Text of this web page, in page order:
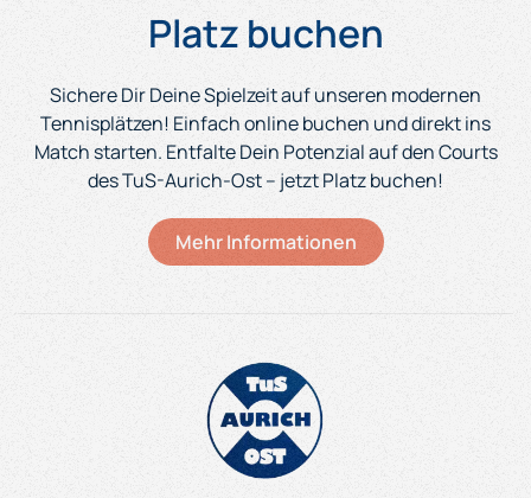
Platz buchen
Sichere Dir Deine Spielzeit auf unseren modernen
Tennisplätzen! Einfach online buchen und direkt ins
Match starten. Entfalte Dein Potenzial auf den Courts
des TuS-Aurich-Ost – jetzt Platz buchen!
Mehr Informationen